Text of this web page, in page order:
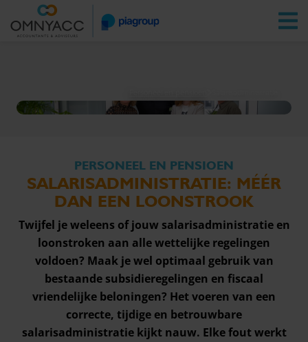
Vestigingen Zoeken
PERSONEEL EN PENSIOEN
SALARISADMINISTRATIE: MÉÉR
DAN EEN LOONSTROOK
Twijfel je weleens of jouw salarisadministratie en
loonstroken aan alle wettelijke regelingen
voldoen? Maak je wel optimaal gebruik van
bestaande subsidieregelingen en fiscaal
vriendelijke beloningen? Het voeren van een
correcte, tijdige en betrouwbare
salarisadministratie kijkt nauw. Elke fout werkt